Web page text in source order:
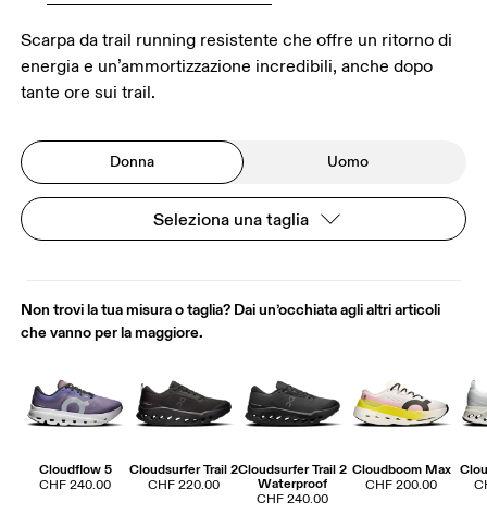
Scarpa da trail running resistente che offre un ritorno di
energia e un’ammortizzazione incredibili, anche dopo
tante ore sui trail.
Donna Uomo
Seleziona una taglia
Non trovi la tua misura o taglia? Dai un’occhiata agli altri articoli
che vanno per la maggiore.
Cloudflow 5
CHF 240.00
Cloudsurfer Trail 2
CHF 220.00
Cloudsurfer Trail 2
Waterproof
CHF 240.00
Cloudboom Max
CHF 200.00